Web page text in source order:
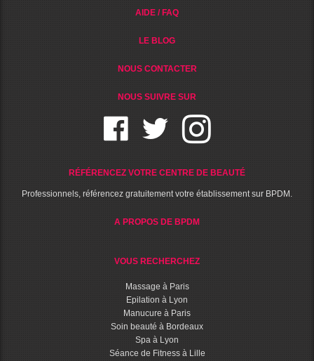
AIDE / FAQ
LE BLOG
NOUS CONTACTER
NOUS SUIVRE SUR
RÉFÉRENCEZ VOTRE CENTRE DE BEAUTÉ
Professionnels, référencez gratuitement votre établissement sur BPDM.
A PROPOS DE BPDM
VOUS RECHERCHEZ
Massage à Paris
Epilation à Lyon
Manucure à Paris
Soin beauté à Bordeaux
Spa à Lyon
Séance de Fitness à Lille